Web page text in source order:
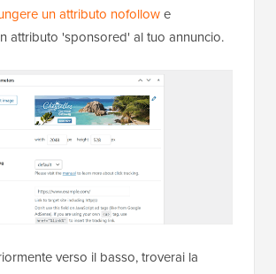
un attributo nofollowe
attributo 'sponsored' al tuo annuncio.
verso il basso, troverai la